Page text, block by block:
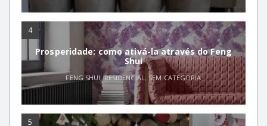
4
Prosperidade: como ativá-la através do Feng
Shui
FENG SHUI,RESIDENCIAL ,SEM CATEGORIA
5